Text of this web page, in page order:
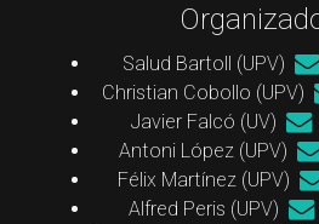
Salud Bartoll (UPV)
Christian Cobollo (UPV)
Javier Falcó (UV)
Antoni López (UPV)
Félix Martínez (UPV)
Alfred Peris (UPV)